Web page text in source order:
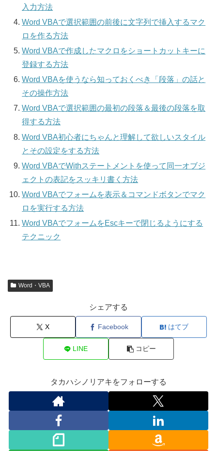
入力方法
Word VBAで選択範囲の前後に文字列で挿入するマク
ロを作る方法
Word VBAで作成したマクロをショートカットキーに
登録する方法
Word VBAを使うなら知っておくべき「段落」の話と
その操作方法
Word VBAで選択範囲の最初の段落＆最後の段落を取
得する方法
Word VBA初心者にちゃんと理解して欲しいスタイル
とその設定をする方法
Word VBAでWithステートメントを使って同一オブジ
ェクトの表記をスッキリ書く方法
Word VBAでフォームを表示＆コマンドボタンでマク
ロを実行する方法
Word VBAでフォームをEscキーで閉じるようにする
テクニック
Word・VBA
シェアする
X Facebook はてブ
LINE コピー
タカハシノリアキをフォローする